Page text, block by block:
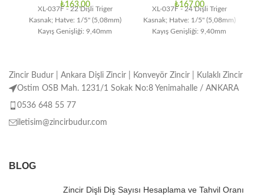
₺163,00
XL-037F - 22 Dişli Triger
Kasnak; Hatve: 1/5" (5,08mm)
Kayış Genişliği: 9,40mm
₺167,00
XL-037F - 24 Dişli Triger
Kasnak; Hatve: 1/5" (5,08mm)
Kayış Genişliği: 9,40mm
Zincir Budur | Ankara Dişli Zincir | Konveyör Zincir | Kulaklı Zincir
Ostim OSB Mah. 1231/1 Sokak No:8 Yenimahalle / ANKARA
0536 648 55 77
iletisim@zincirbudur.com
BLOG
Zincir Dişli Diş Sayısı Hesaplama ve Tahvil Oranı